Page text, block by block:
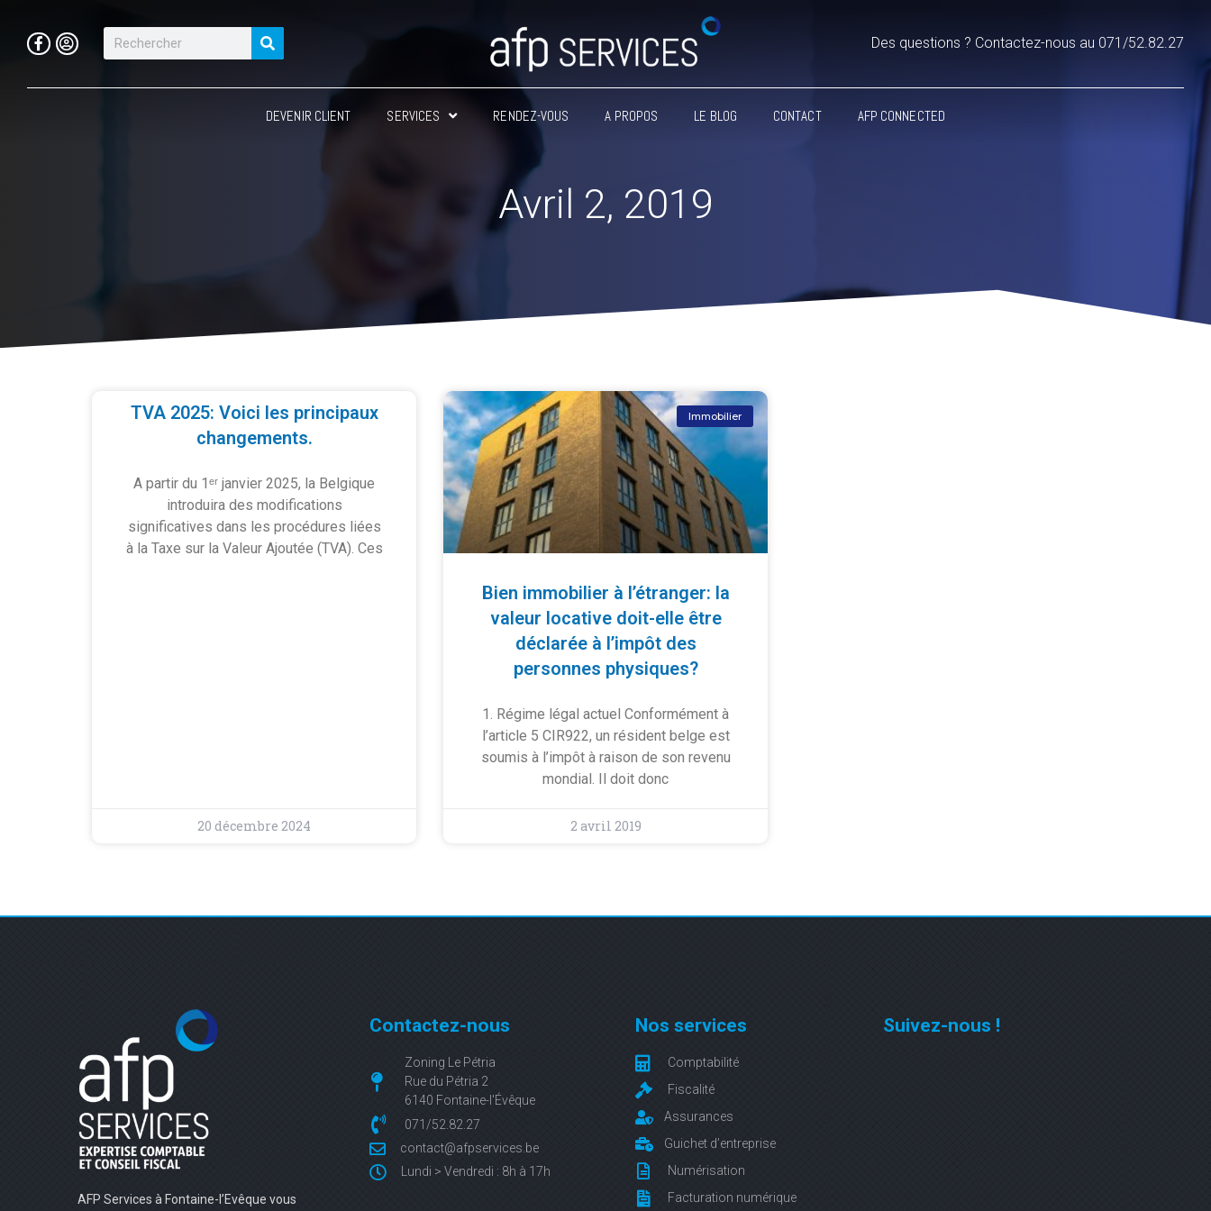
Des questions ? Contactez-nous au 071/52.82.27
DEVENIR CLIENT SERVICES RENDEZ-VOUS A PROPOS LE BLOG CONTACT AFP CONNECTED
Avril 2, 2019
TVA 2025: Voici les principaux
changements.
A partir du 1ᵉʳ janvier 2025, la Belgique
introduira des modifications
significatives dans les procédures liées
à la Taxe sur la Valeur Ajoutée (TVA). Ces
20 décembre 2024
Immobilier
Bien immobilier à l’étranger: la
valeur locative doit-elle être
déclarée à l’impôt des
personnes physiques?
1. Régime légal actuel Conformément à
l’article 5 CIR922, un résident belge est
soumis à l’impôt à raison de son revenu
mondial. Il doit donc
2 avril 2019
AFP Services à Fontaine-l’Evêque vous
Contactez-nous
Zoning Le Pétria
Rue du Pétria 2
6140 Fontaine-l'Évêque
071/52.82.27
contact@afpservices.be
Lundi > Vendredi : 8h à 17h
Nos services
Comptabilité
Fiscalité
Assurances
Guichet d’entreprise
Numérisation
Facturation numérique
Suivez-nous !